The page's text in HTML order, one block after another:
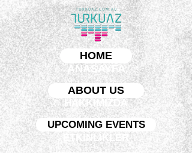
HOME
ABOUT US
UPCOMING EVENTS
ANASAYFA
HAKKIMIZDA
ETKİNLİKLER